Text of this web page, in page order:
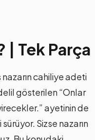
| Tek Parça
cahiliye adeti
gösterilen “Onlar
ayetinin de
sürüyor. Sizse nazarın